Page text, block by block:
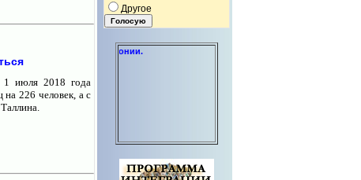
1 июля 2018 года
на 226 человек, а с
Другое